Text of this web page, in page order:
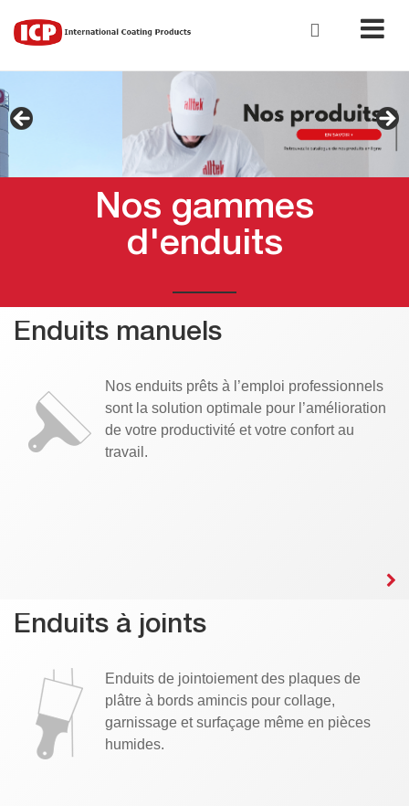
Nos gammes
d'enduits
Enduits manuels
Nos enduits prêts à l’emploi professionnels
sont la solution optimale pour l’amélioration
de votre productivité et votre confort au
travail.
Enduits à joints
Enduits de jointoiement des plaques de
plâtre à bords amincis pour collage,
garnissage et surfaçage même en pièces
humides.